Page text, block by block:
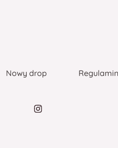
Nowy drop Regulamin